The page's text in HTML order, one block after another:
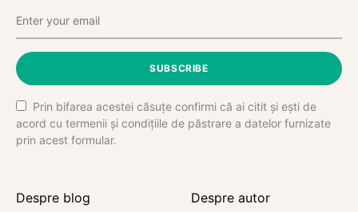
SUBSCRIBE
Prin bifarea acestei căsuțe confirmi că ai citit și ești de
acord cu termenii și condițiile de păstrare a datelor furnizate
prin acest formular.
Despre blog Despre autor